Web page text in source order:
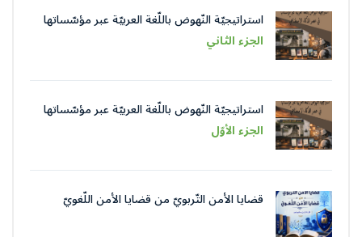
استراتيجيّة النّهوض باللّغة العربيّة عبر مؤسّساتها
في عصر الذّكاء الاصطناعيّ
الجزء الثاني
استراتيجيّة النّهوض باللّغة العربيّة عبر مؤسّساتها
في عصر الذّكاء الاصطناعيّ
الجزء الأوّل
قضايا الأمن التّربويّ من قضايا الأمن اللّغويّ